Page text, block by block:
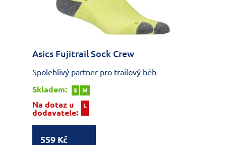
Asics Fujitrail Sock Crew
Spolehlivý partner pro trailový běh
Skladem:
S M
Na dotaz u
dodavatele:
L
559 Kč